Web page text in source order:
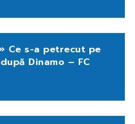
Ce s-a petrecut pe
Dinamo – FC